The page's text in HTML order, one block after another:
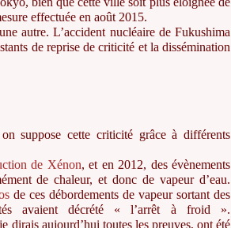
effectuée en août 2015.
autre. L’accident nucléaire de Fukushima
de reprise de criticité et la dissémination
suppose cette criticité grâce à différents
de Xénon, et en 2012, des évènements
de chaleur, et donc de vapeur d’eau.
de ces débordements de vapeur sortant des
avaient décrété « l’arrêt à froid ».
dirais aujourd’hui toutes les preuves, ont été